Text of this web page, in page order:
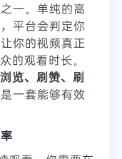
一。单纯的高
平台会判定你
你的视频真正
的观看时长。
览、刷赞、刷
一套能够有效